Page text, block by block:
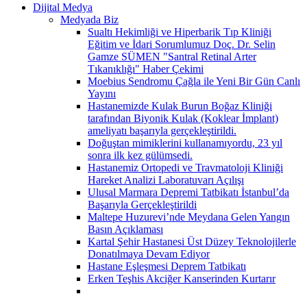
Dijital Medya
Medyada Biz
Sualtı Hekimliği ve Hiperbarik Tıp Kliniği
Eğitim ve İdari Sorumlumuz Doç. Dr. Selin
Gamze SÜMEN "Santral Retinal Arter
Tıkanıklığı" Haber Çekimi
Moebius Sendromu Çağla ile Yeni Bir Gün Canlı
Yayını
Hastanemizde Kulak Burun Boğaz Kliniği
tarafından Biyonik Kulak (Koklear İmplant)
ameliyatı başarıyla gerçekleştirildi.
Doğuştan mimiklerini kullanamıyordu, 23 yıl
sonra ilk kez gülümsedi.
Hastanemiz Ortopedi ve Travmatoloji Kliniği
Hareket Analizi Laboratuvarı Açılışı
Ulusal Marmara Depremi Tatbikatı İstanbul’da
Başarıyla Gerçekleştirildi
Maltepe Huzurevi’nde Meydana Gelen Yangın
Basın Açıklaması
Kartal Şehir Hastanesi Üst Düzey Teknolojilerle
Donatılmaya Devam Ediyor
Hastane Eşleşmesi Deprem Tatbikatı
Erken Teşhis Akciğer Kanserinden Kurtarır